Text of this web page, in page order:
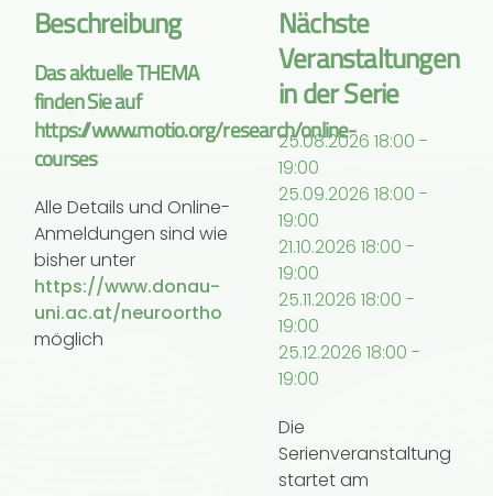
Beschreibung
Das aktuelle THEMA
finden Sie auf
https://www.motio.org/research/online-
courses
Alle Details und Online-
Anmeldungen sind wie
bisher unter
https://www.donau-
uni.ac.at/neuroortho
möglich
Nächste
Veranstaltungen
in der Serie
25.08.2026 18:00 -
19:00
25.09.2026 18:00 -
19:00
21.10.2026 18:00 -
19:00
25.11.2026 18:00 -
19:00
25.12.2026 18:00 -
19:00
Die
Serienveranstaltung
startet am